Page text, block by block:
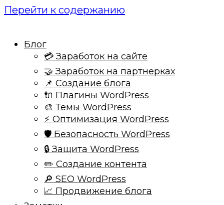
Перейти к содержанию
Блог
💳 Заработок на сайте
🤝 Заработок на партнерках
📌 Создание блога
🔌 Плагины WordPress
🎨 Темы WordPress
⚡ Оптимизация WordPress
🛡️ Безопасность WordPress
🔒 Защита WordPress
✏️ Создание контента
🔎 SEO WordPress
📈 Продвижение блога